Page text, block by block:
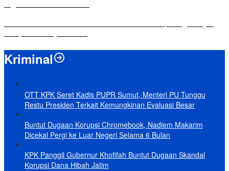
Kriminal
OTT KPK Seret Kadis PUPR Sumut, Menteri PU Tunggu
Restu Presiden Terkait Kemungkinan Evaluasi Besar
Buntut Dugaan Korupsi Chromebook, Nadiem Makarim
Dicekal Pergi ke Luar Negeri Selama 6 Bulan
KPK Panggil Gubernur Khofifah Buntut Dugaan Skandal
Korupsi Dana Hibah Jatim